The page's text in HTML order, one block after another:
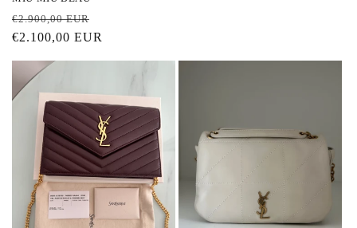
Prezzo
di
€2.900,00 EUR
scontato
€2.100,00 EUR